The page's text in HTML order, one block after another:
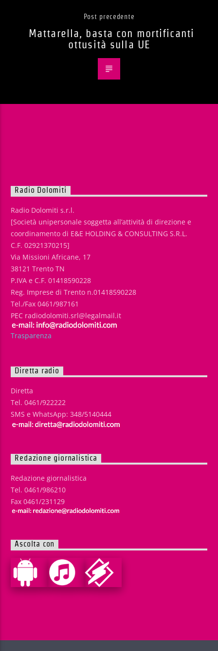
Post precedente
Mattarella, basta con mortificanti
ottusità sulla UE
Radio Dolomiti
Radio Dolomiti s.r.l.
[Società unipersonale soggetta all’attività di direzione e
coordinamento di E&E HOLDING & CONSULTING S.R.L.
C.F. 02921370215]
Via Missioni Africane, 17
38121 Trento TN
P.IVA e C.F. 01418590228
Reg. Imprese di Trento n.01418590228
Tel./Fax 0461/987161
PEC radiodolomiti.srl@legalmail.it
Trasparenza
Diretta radio
Diretta
Tel. 0461/922222
SMS e WhatsApp: 348/5140444
Redazione giornalistica
Redazione giornalistica
Tel. 0461/986210
Fax 0461/231129
Ascolta con